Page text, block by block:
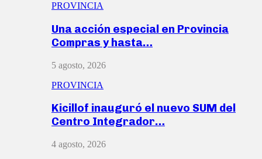
PROVINCIA
Una acción especial en Provincia
Compras y hasta…
5 agosto, 2026
PROVINCIA
Kicillof inauguró el nuevo SUM del
Centro Integrador…
4 agosto, 2026